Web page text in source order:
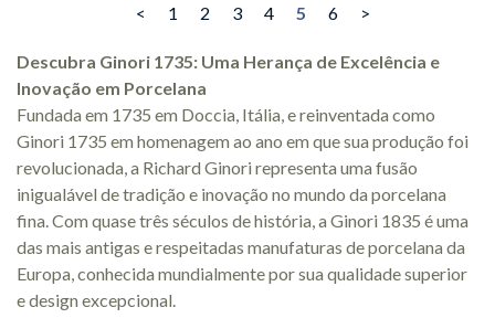
< 1 2 3 4 5 6 >
Descubra Ginori 1735: Uma Herança de Excelência e
Inovação em Porcelana
Fundada em 1735 em Doccia, Itália, e reinventada como
Ginori 1735 em homenagem ao ano em que sua produção foi
revolucionada, a Richard Ginori representa uma fusão
inigualável de tradição e inovação no mundo da porcelana
fina. Com quase três séculos de história, a Ginori 1835 é uma
das mais antigas e respeitadas manufaturas de porcelana da
Europa, conhecida mundialmente por sua qualidade superior
e design excepcional.